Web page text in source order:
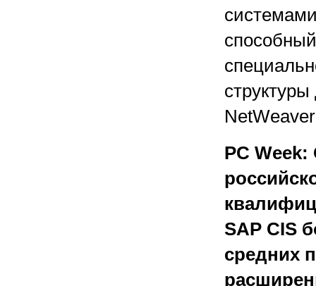
PC
SAP CIS
средних